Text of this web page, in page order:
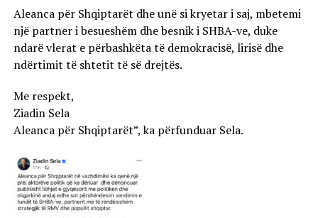
Aleanca për Shqiptarët dhe unë si kryetar i saj, mbetemi
një partner i besueshëm dhe besnik i SHBA-ve, duke
ndarë vlerat e përbashkëta të demokracisë, lirisë dhe
ndërtimit të shtetit të së drejtës.
Me respekt,
Ziadin Sela
Aleanca për Shqiptarët”, ka përfunduar Sela.